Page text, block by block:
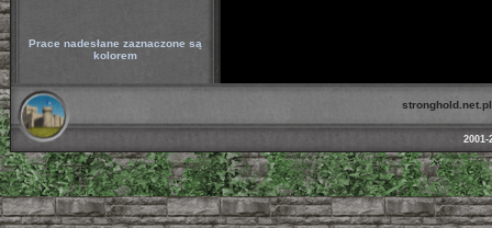
Prace nadesłane zaznaczone są
kolorem
stronghold.net.pl